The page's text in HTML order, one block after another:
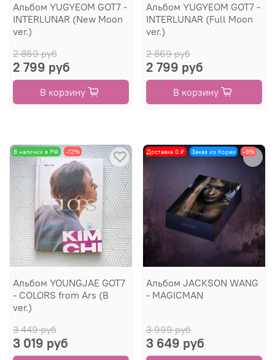
Альбом YUGYEOM GOT7 -
INTERLUNAR (New Moon
ver.)
2 869 руб
2 799 руб
В корзину
Альбом YUGYEOM GOT7 -
INTERLUNAR (Full Moon
ver.)
2 869 руб
2 799 руб
В корзину
В наличии в РФ -12%
Альбом YOUNGJAE GOT7
- COLORS from Ars (B
ver.)
3 449 руб
3 019 руб
Доставка 0 ₽ Заказ из Кореи -9%
Альбом JACKSON WANG
- MAGICMAN
3 999 руб
3 649 руб